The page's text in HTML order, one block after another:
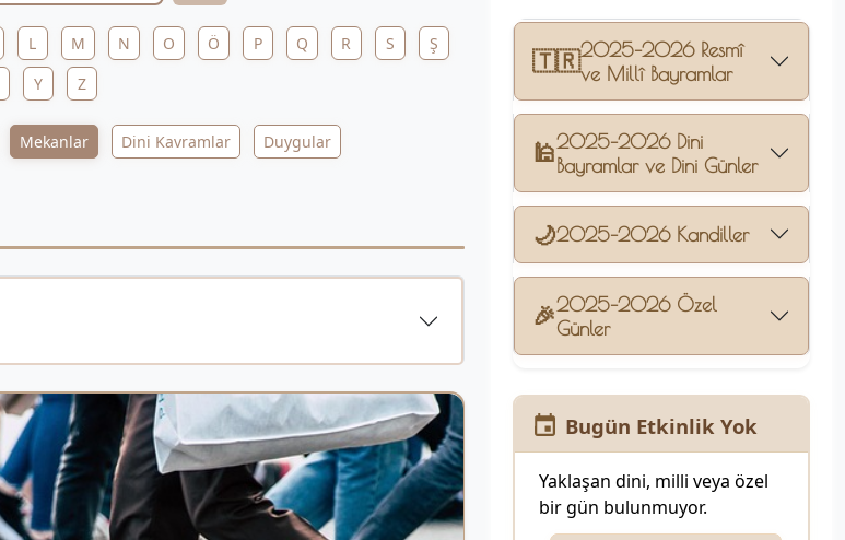
L M N O Ö P Q R S
Ş
Y Z
Mekanlar Dini Kavramlar Duygular
🇹🇷2025–2026 Resmî
ve Millî Bayramlar
🕌2025–2026 Dini
Bayramlar ve Dini Günler
🌙2025–2026 Kandiller
🎉2025–2026 Özel
Günler
Bugün Etkinlik Yok
Yaklaşan dini, milli veya özel
bir gün bulunmuyor.